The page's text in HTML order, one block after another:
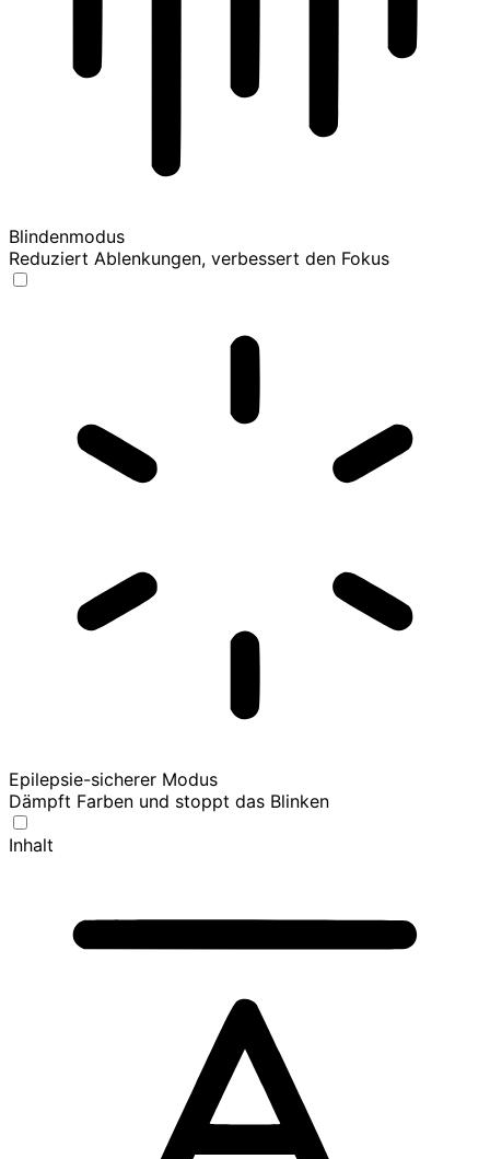
Blindenmodus
Reduziert Ablenkungen, verbessert den Fokus
Epilepsie-sicherer Modus
Dämpft Farben und stoppt das Blinken
Inhalt